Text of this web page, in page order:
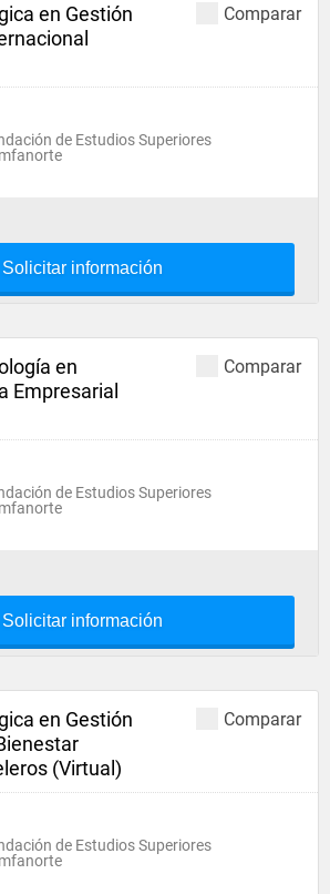
Comparar
en Gestión
de Estudios Superiores
Solicitar información
Comparar
en
Empresarial
de Estudios Superiores
Solicitar información
Comparar
en Gestión
(Virtual)
de Estudios Superiores